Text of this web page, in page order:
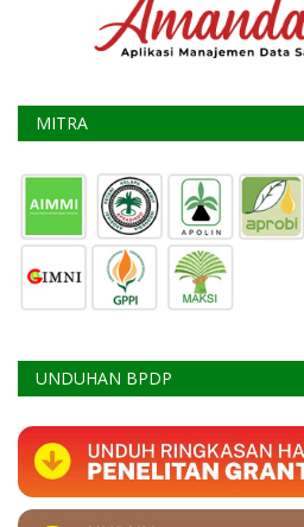
MITRA
UNDUHAN BPDP